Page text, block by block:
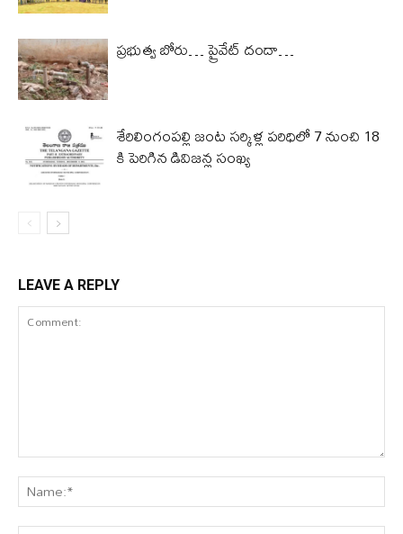
ప్రభుత్వ బోరు… ప్రైవేట్ దందా…
శేరిలింగంపల్లి జంట సర్కిళ్ల పరిధిలో 7 నుంచి 18
కి పెరిగిన డివిజన్ల సంఖ్య
LEAVE A REPLY